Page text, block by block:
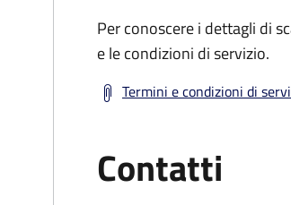
Per conoscere i dettagli di
e le condizioni di servizio.
Termini e condizioni di
Contatti